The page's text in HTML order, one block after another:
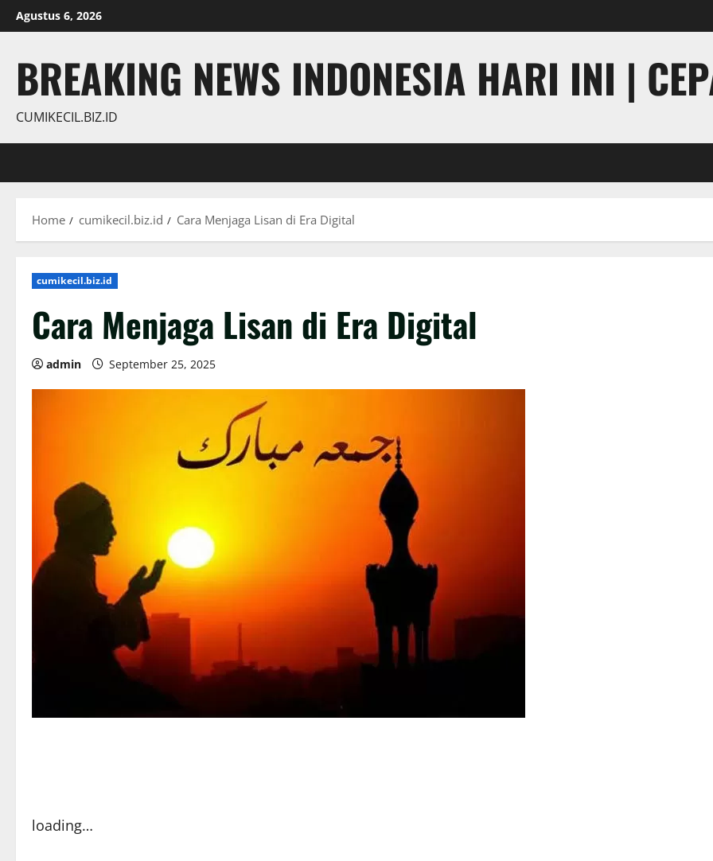
Skip
to
Agustus 6, 2026
BREAKING NEWS INDONESIA HARI INI |
CUMIKECIL.BIZ.ID
Home cumikecil.biz.id Cara Menjaga Lisan di Era Digital
cumikecil.biz.id
Cara Menjaga Lisan di Era Digital
admin September 25, 2025
loading…